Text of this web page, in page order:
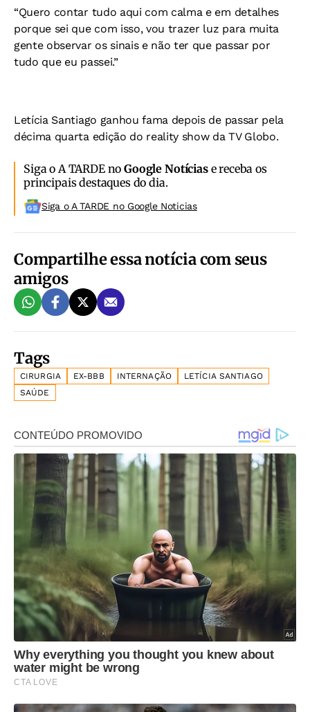
“Quero contar tudo aqui com calma e em detalhes
porque sei que com isso, vou trazer luz para muita
gente observar os sinais e não ter que passar por
tudo que eu passei.”
Letícia Santiago ganhou fama depois de passar pela
décima quarta edição do reality show da TV Globo.
Siga o A TARDE noGoogle Notíciase receba os
principais destaques do dia.
Siga o A TARDE no Google Noticias
Compartilhe essa notícia com seus
amigos
Tags
CIRURGIA EX-BBB INTERNAÇÃO
LETÍCIA SANTIAGO
SAÚDE